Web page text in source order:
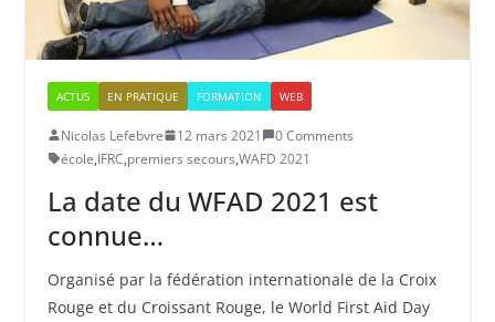
ACTUS EN PRATIQUE FORMATION WEB
Nicolas Lefebvre 12 mars 2021
0 Comments
école,IFRC,premiers secours,WAFD 2021
La date du WFAD 2021 est
connue…
Organisé par la fédération internationale de la Croix
Rouge et du Croissant Rouge, le World First Aid Day